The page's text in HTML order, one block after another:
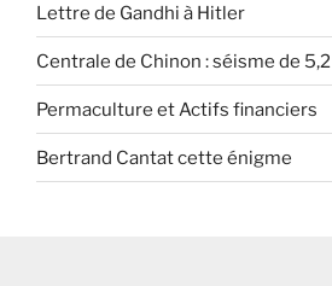
Lettre de Gandhi à Hitler
Centrale de Chinon : séisme de 5,2
Permaculture et Actifs financiers
Bertrand Cantat cette énigme